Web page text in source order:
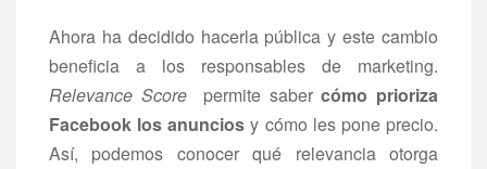
Ahora ha decidido hacerla pública y este cambio
beneficia a los responsables de marketing.
Relevance Scorepermite sabercómo prioriza
Facebook los anuncios y cómo les pone precio.
Así, podemos conocer qué relevancia otorga